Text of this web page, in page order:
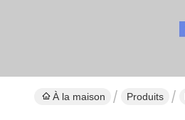
À la maison Produits